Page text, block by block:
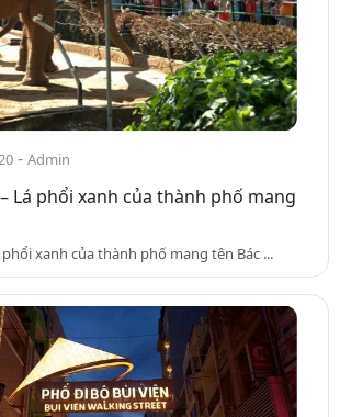
- Admin
Lá phổi xanh của thành phố mang
phổi xanh của thành phố mang tên Bác ...